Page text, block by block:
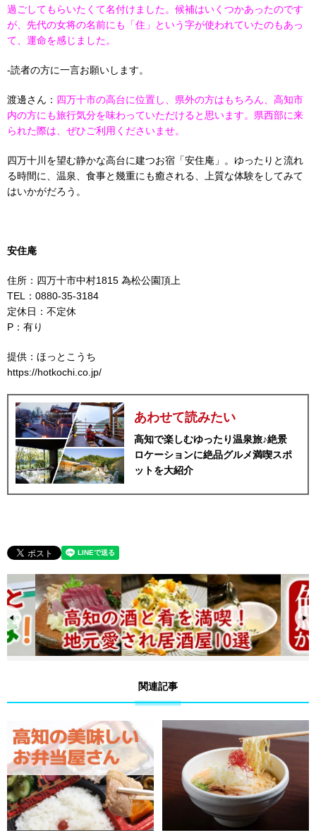
過ごしてもらいたくて名付けました。候補はいくつかあったのです
が、先代の女将の名前にも「住」という字が使われていたのもあっ
て、運命を感じました。
-読者の方に一言お願いします。
渡邊さん： 四万十市の高台に位置し、県外の方はもちろん、高知市
内の方にも旅行気分を味わっていただけると思います。県西部に来
られた際は、ぜひご利用くださいませ。
四万十川を望む静かな高台に建つお宿「安住庵」。ゆったりと流れ
る時間に、温泉、食事と幾重にも癒される、上質な体験をしてみて
はいかがだろう。
安住庵
住所：四万十市中村1815 為松公園頂上
TEL：0880-35-3184
定休日：不定休
P：有り
提供：ほっとこうち
https://hotkochi.co.jp/
あわせて読みたい
高知で楽しむゆったり温泉旅♪絶景
ロケーションに絶品グルメ満喫スポ
ットを大紹介
関連記事